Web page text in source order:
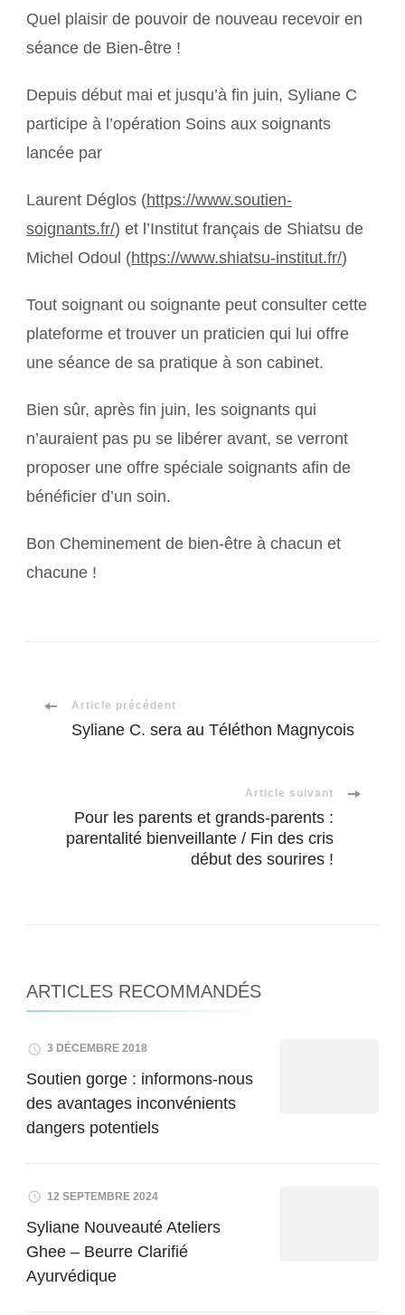
Quel plaisir de pouvoir de nouveau recevoir en
séance de Bien-être !
Depuis début mai et jusqu’à fin juin, Syliane C
participe à l’opération Soins aux soignants
lancée par
Laurent Déglos (https://www.soutien-
soignants.fr/) et l’Institut français de Shiatsu de
Michel Odoul (https://www.shiatsu-institut.fr/)
Tout soignant ou soignante peut consulter cette
plateforme et trouver un praticien qui lui offre
une séance de sa pratique à son cabinet.
Bien sûr, après fin juin, les soignants qui
n’auraient pas pu se libérer avant, se verront
proposer une offre spéciale soignants afin de
bénéficier d’un soin.
Bon Cheminement de bien-être à chacun et
chacune !
Navigation
Article précédent
Syliane C. sera au Téléthon Magnycois
Article suivant
Pour les parents et grands-parents :
parentalité bienveillante / Fin des cris
début des sourires !
ARTICLES RECOMMANDÉS
3 DÉCEMBRE 2018
Soutien gorge : informons-nous
des avantages inconvénients
dangers potentiels
12 SEPTEMBRE 2024
Syliane Nouveauté Ateliers
Ghee – Beurre Clarifié
Ayurvédique